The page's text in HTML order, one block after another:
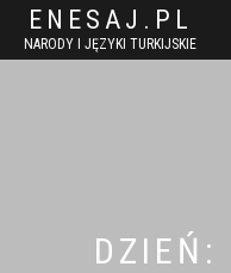
ENESAJ.PL
NARODY I JĘZYKI TURKIJSKIE
DZIEŃ: